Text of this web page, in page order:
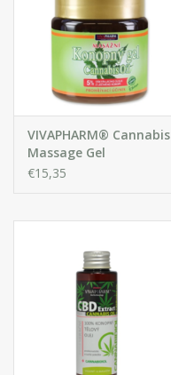
VIVAPHARM® Cannabis
Massage Gel
€15,35